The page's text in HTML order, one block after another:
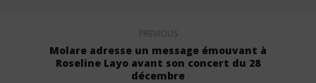
PREVIOUS
Molare adresse un message émouvant à
Roseline Layo avant son concert du 28
décembre